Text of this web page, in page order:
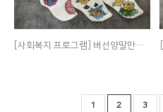
[사회복지 프로그램] 버선양말만들기
1 2 3